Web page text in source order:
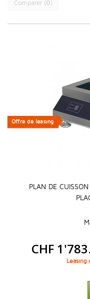
Comparer (0)
Offre de leasing
Offre de leasing
PLAN DE
CHF
Leasing